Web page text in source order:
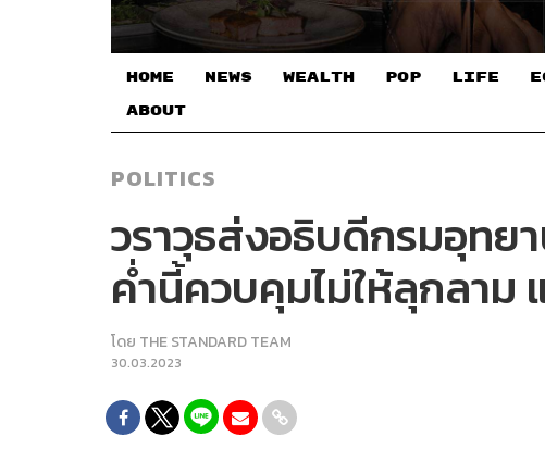
HOME NEWS WEALTH POP LIFE
ABOUT
POLITICS
วราวุธส่งอธิบดีกรมอุท
ค่ำนี้ควบคุมไม่ให้ลุกลาม
โดย THE STANDARD TEAM
30.03.2023